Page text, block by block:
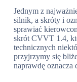
Jednym z
silnik, a skróty i
sprawiać
skrót CVVT 1.4,
technicznych
przyjrzymy się
naprawdę